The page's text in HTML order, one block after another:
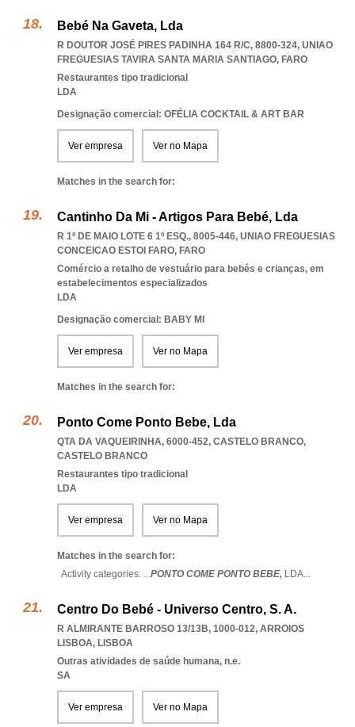
Bebé Na Gaveta, Lda
R DOUTOR JOSÉ PIRES PADINHA 164 R/C, 8800-324, UNIAO
FREGUESIAS TAVIRA SANTA MARIA SANTIAGO, FARO
Restaurantes tipo tradicional
LDA
Designação comercial: OFÉLIA COCKTAIL & ART BAR
Ver empresa Ver no Mapa
Matches in the search for:
Cantinho Da Mi - Artigos Para Bebé, Lda
R 1º DE MAIO LOTE 6 1º ESQ., 8005-446, UNIAO FREGUESIAS
CONCEICAO ESTOI FARO, FARO
Comércio a retalho de vestuário para bebés e crianças, em
estabelecimentos especializados
LDA
Designação comercial: BABY MI
Ver empresa Ver no Mapa
Matches in the search for:
Ponto Come Ponto Bebe, Lda
QTA DA VAQUEIRINHA, 6000-452, CASTELO BRANCO,
CASTELO BRANCO
Restaurantes tipo tradicional
LDA
Ver empresa Ver no Mapa
Matches in the search for:
Activity categories: ...PONTO COME PONTO BEBE, LDA...
Centro Do Bebé - Universo Centro, S. A.
R ALMIRANTE BARROSO 13/13B, 1000-012, ARROIOS
LISBOA, LISBOA
Outras atividades de saúde humana, n.e.
SA
Ver empresa Ver no Mapa